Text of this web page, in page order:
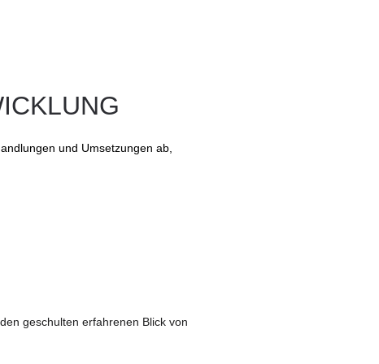
und Umsetzungen ab,
geschulten erfahrenen Blick von